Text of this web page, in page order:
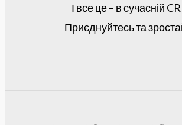
І все це – в сучасній
Приєднуйтесь та